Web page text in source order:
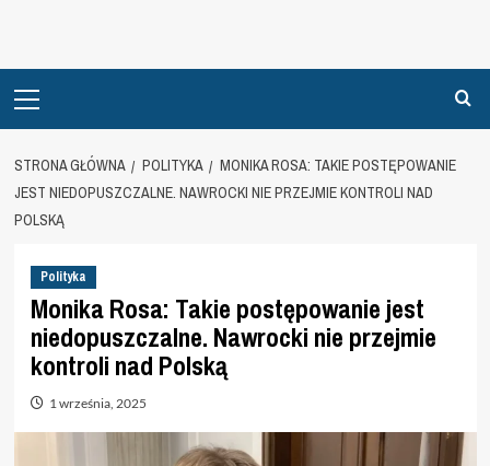
Menu
STRONA GŁÓWNA POLITYKA
MONIKA ROSA: TAKIE POSTĘPOWANIE
JEST NIEDOPUSZCZALNE. NAWROCKI NIE PRZEJMIE KONTROLI NAD
POLSKĄ
Polityka
Monika Rosa: Takie postępowanie jest
niedopuszczalne. Nawrocki nie przejmie
kontroli nad Polską
1 września, 2025